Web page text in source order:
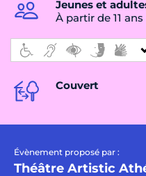
Jeunes et
À partir de 11 ans
Couvert
Évènement proposé par :
Théâtre Artistic